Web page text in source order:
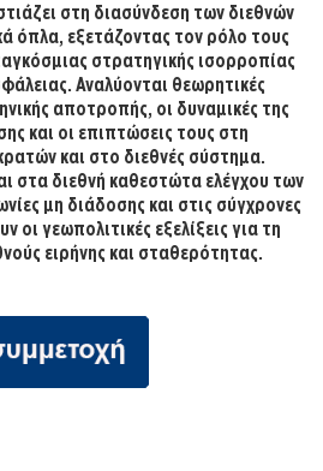
στη διασύνδεση των διεθνών
όπλα, εξετάζοντας τον ρόλο τους
στρατηγικής ισορροπίας
Αναλύονται θεωρητικές
αποτροπής, οι δυναμικές της
και οι επιπτώσεις τους στη
και στο διεθνές σύστημα.
στα διεθνή καθεστώτα ελέγχου των
μη διάδοσης και στις σύγχρονες
οι γεωπολιτικές εξελίξεις για τη
ειρήνης και σταθερότητας.